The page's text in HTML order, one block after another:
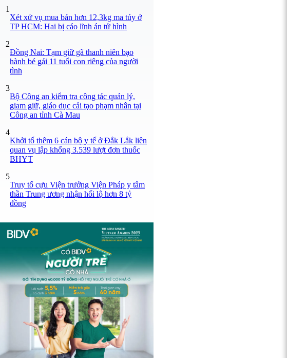
1
Xét xử vụ mua bán hơn 12,3kg ma túy ở
TP HCM: Hai bị cáo lĩnh án tử hình
2
Đồng Nai: Tạm giữ gã thanh niên bạo
hành bé gái 11 tuổi con riêng của người
tình
3
Bộ Công an kiểm tra công tác quản lý,
giam giữ, giáo dục cải tạo phạm nhân tại
Công an tỉnh Cà Mau
4
Khởi tố thêm 6 cán bộ y tế ở Đắk Lắk liên
quan vụ lập khống 3.539 lượt đơn thuốc
BHYT
5
Truy tố cựu Viện trưởng Viện Pháp y tâm
thần Trung ương nhận hối lộ hơn 8 tỷ
đồng